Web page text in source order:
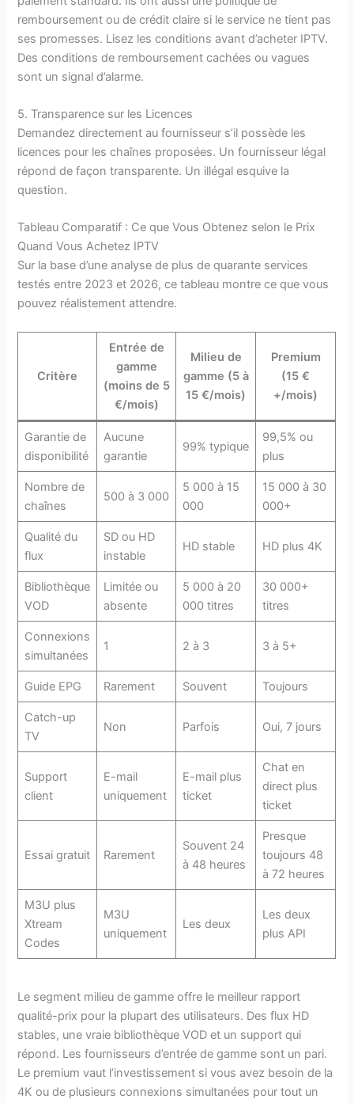
remboursement ou de crédit claire si le service ne tient pas
ses promesses. Lisez les conditions avant d’acheter IPTV.
Des conditions de remboursement cachées ou vagues
sont un signal d’alarme.
5. Transparence sur les Licences
Demandez directement au fournisseur s’il possède les
licences pour les chaînes proposées. Un fournisseur légal
répond de façon transparente. Un illégal esquive la
question.
Tableau Comparatif : Ce que Vous Obtenez selon le Prix
Quand Vous Achetez IPTV
Sur la base d’une analyse de plus de quarante services
testés entre 2023 et 2026, ce tableau montre ce que vous
pouvez réalistement attendre.
Critère
Entrée de
gamme
(moins de 5
€/mois)
Milieu de
gamme (5 à
15 €/mois)
Premium
(15 €
+/mois)
Garantie de
disponibilité
Aucune
garantie
99% typique
99,5% ou
plus
Nombre de
chaînes
500 à 3 000
5 000 à 15
000
15 000 à 30
000+
Qualité du
flux
SD ou HD
instable
HD stable HD plus 4K
Bibliothèque
VOD
Limitée ou
absente
5 000 à 20
000 titres
30 000+
titres
Connexions
simultanées
1 2 à 3 3 à 5+
Guide EPG Rarement Souvent Toujours
Catch-up
TV
Non Parfois Oui, 7 jours
Support
client
E-mail
uniquement
E-mail plus
ticket
Chat en
direct plus
ticket
Essai gratuit Rarement
Souvent 24
à 48 heures
Presque
toujours 48
à 72 heures
M3U plus
Xtream
Codes
M3U
uniquement
Les deux
Les deux
plus API
Le segment milieu de gamme offre le meilleur rapport
qualité-prix pour la plupart des utilisateurs. Des flux HD
stables, une vraie bibliothèque VOD et un support qui
répond. Les fournisseurs d’entrée de gamme sont un pari.
Le premium vaut l’investissement si vous avez besoin de la
4K ou de plusieurs connexions simultanées pour tout un